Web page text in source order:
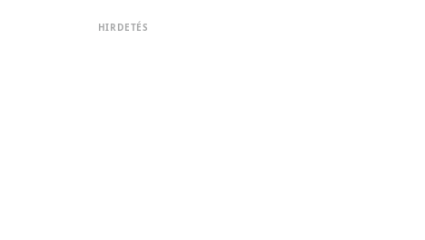
HIRDETÉS